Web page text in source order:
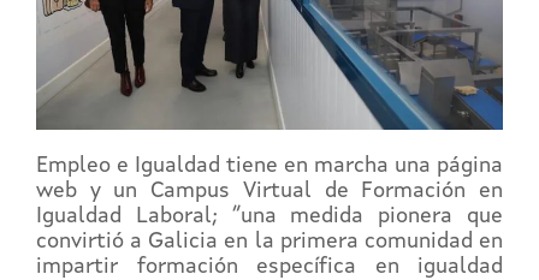
Empleo e Igualdad tiene en marcha una página
web y un Campus Virtual de Formación en
Igualdad Laboral; “una medida pionera que
convirtió a Galicia en la primera comunidad en
impartir formación específica en igualdad